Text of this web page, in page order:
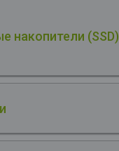
накопители (SSD)